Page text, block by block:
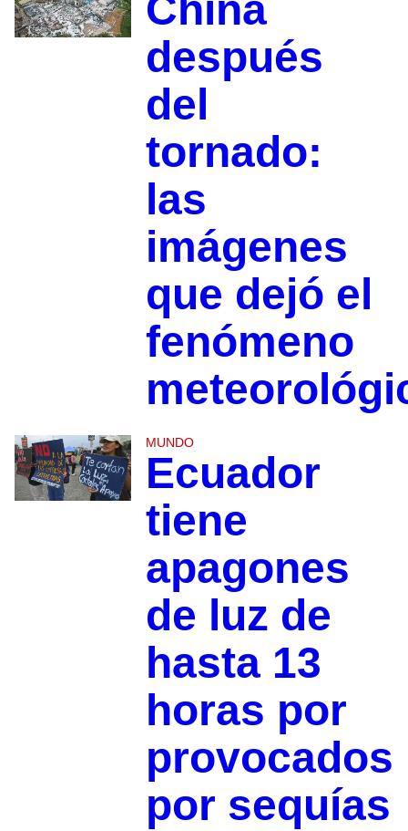
China
después
del
tornado:
las
imágenes
que dejó el
fenómeno
MUNDO
Ecuador
tiene
apagones
de luz de
hasta 13
horas por
provocados
por sequías